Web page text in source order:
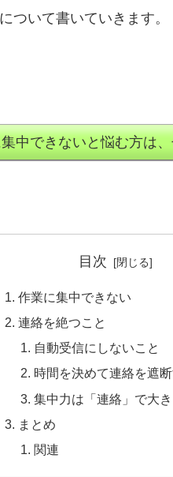
ついて書いていきます。
中できないと悩む方は
目次
作業に集中できない
連絡を絶つこと
自動受信にしないこと
時間を決めて連絡を遮
集中力は「連絡」で大
まとめ
関連